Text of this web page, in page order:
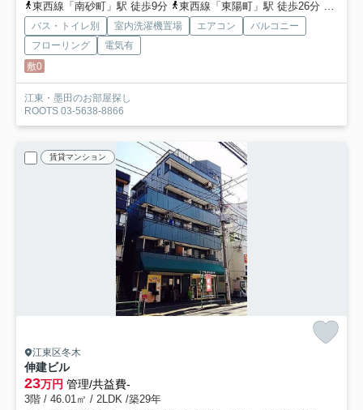
東西線「南砂町」駅 徒歩9分 東西線「東陽町」駅 徒歩26分 東西
バス・トイレ別 室内洗濯機置場 エアコン
バルコニー
フローリング
電気有
敷0
江東・墨田のお部屋探し
ROOTS 03-5638-8866
賃貸マンション
江東区冬木
伸建ビル
23万円 管理/共益費-
3階 / 46.01㎡ / 2LDK /築29年